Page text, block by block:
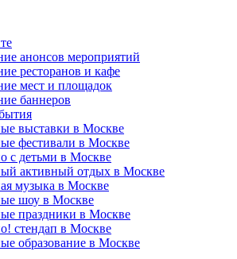
анонсов мероприятий
ресторанов и кафе
мест и площадок
баннеров
выставки в Москве
фестивали в Москве
с детьми в Москве
активный отдых в Москве
музыка в Москве
шоу в Москве
праздники в Москве
стендап в Москве
образование в Москве